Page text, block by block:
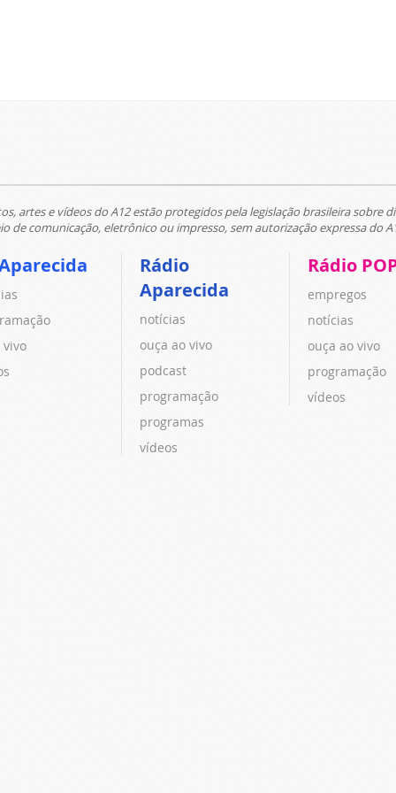
artes e vídeos do A12 estão protegidos pela legislação brasileira sobre
comunicação, eletrônico ou impresso, sem autorização expressa do
vivo
Rádio
Aparecida
notícias
ouça ao vivo
podcast
programação
programas
vídeos
Rádio
empregos
notícias
ouça ao vivo
programação
vídeos